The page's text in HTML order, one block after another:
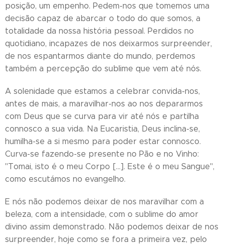
posição, um empenho. Pedem-nos que tomemos uma
decisão capaz de abarcar o todo do que somos, a
totalidade da nossa história pessoal. Perdidos no
quotidiano, incapazes de nos deixarmos surpreender,
de nos espantarmos diante do mundo, perdemos
também a percepção do sublime que vem até nós.
A solenidade que estamos a celebrar convida-nos,
antes de mais, a maravilhar-nos ao nos depararmos
com Deus que se curva para vir até nós e partilha
connosco a sua vida. Na Eucaristia, Deus inclina-se,
humilha-se a si mesmo para poder estar connosco.
Curva-se fazendo-se presente no Pão e no Vinho:
"Tomai, isto é o meu Corpo [...]. Este é o meu Sangue",
como escutámos no evangelho.
E nós não podemos deixar de nos maravilhar com a
beleza, com a intensidade, com o sublime do amor
divino assim demonstrado. Não podemos deixar de nos
surpreender, hoje como se fora a primeira vez, pelo